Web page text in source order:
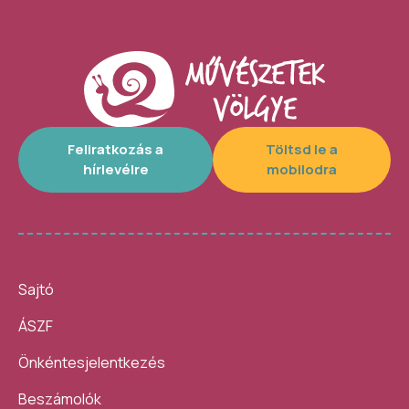
Feliratkozás a
hírlevélre
Töltsd le a
mobilodra
Sajtó
ÁSZF
Önkéntesjelentkezés
Beszámolók